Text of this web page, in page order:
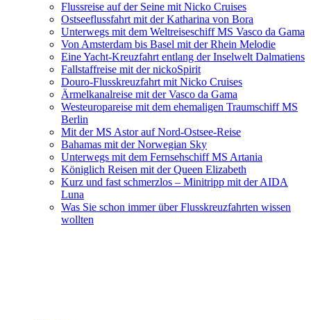
Flussreise auf der Seine mit Nicko Cruises
Ostseeflussfahrt mit der Katharina von Bora
Unterwegs mit dem Weltreiseschiff MS Vasco da Gama
Von Amsterdam bis Basel mit der Rhein Melodie
Eine Yacht-Kreuzfahrt entlang der Inselwelt Dalmatiens
Fallstaffreise mit der nickoSpirit
Douro-Flusskreuzfahrt mit Nicko Cruises
Ärmelkanalreise mit der Vasco da Gama
Westeuropareise mit dem ehemaligen Traumschiff MS
Berlin
Mit der MS Astor auf Nord-Ostsee-Reise
Bahamas mit der Norwegian Sky
Unterwegs mit dem Fernsehschiff MS Artania
Königlich Reisen mit der Queen Elizabeth
Kurz und fast schmerzlos – Minitripp mit der AIDA
Luna
Was Sie schon immer über Flusskreuzfahrten wissen
wollten